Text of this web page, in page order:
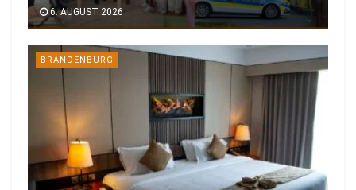
6. AUGUST 2026
BRANDENBURG